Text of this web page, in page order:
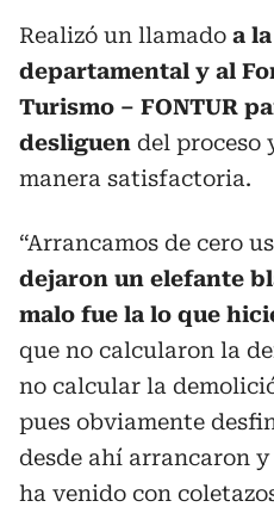
Realizó un llamado a
departamental y al
Turismo – FONTUR
desliguen del proceso
manera satisfactoria.
“Arrancamos de cero
dejaron un elefante
malo fue la lo que
que no calcularon la
no calcular la
pues obviamente
desde ahí arrancaron
ha venido con